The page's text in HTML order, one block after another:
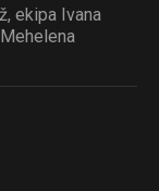
ekipa Ivana